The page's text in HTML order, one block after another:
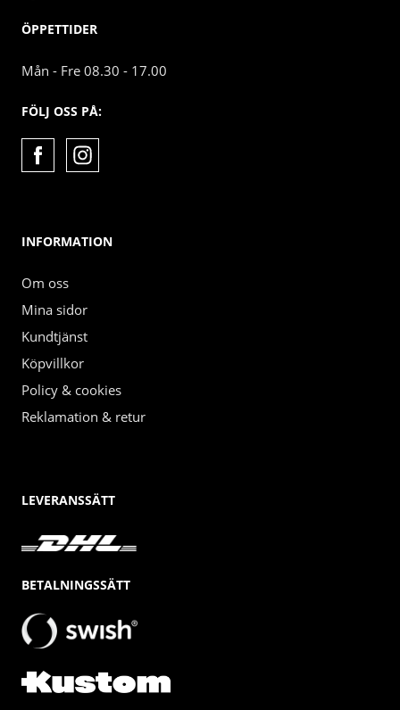
ÖPPETTIDER
Mån - Fre 08.30 - 17.00
FÖLJ OSS PÅ:
INFORMATION
Om oss
Mina sidor
Kundtjänst
Köpvillkor
Policy & cookies
Reklamation & retur
LEVERANSSÄTT
BETALNINGSSÄTT